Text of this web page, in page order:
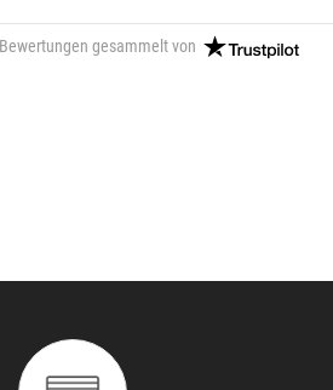
Bewertungen gesammelt von